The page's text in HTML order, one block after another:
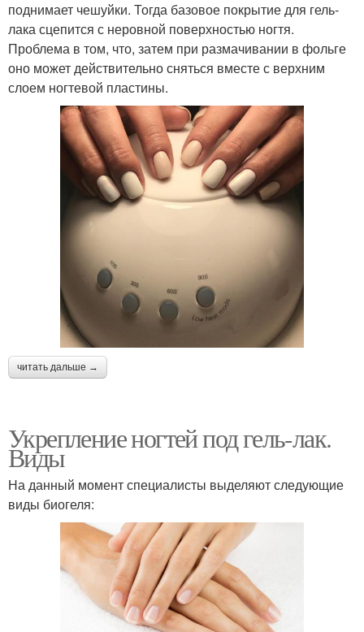
поднимает чешуйки. Тогда базовое покрытие для гель-
лака сцепится с неровной поверхностью ногтя.
Проблема в том, что, затем при размачивании в фольге
оно может действительно сняться вместе с верхним
слоем ногтевой пластины.
читать дальше →
Укрепление ногтей под гель-лак.
Виды
На данный момент специалисты выделяют следующие
виды биогеля: